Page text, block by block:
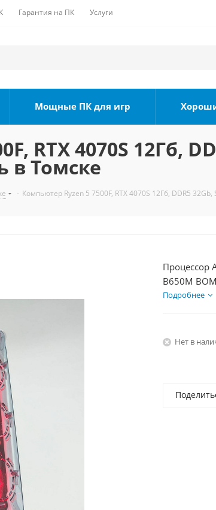
Гарантия на ПК Услуги
Мощные ПК для игр
RTX 4070S 12Гб,
в Томске
- Компьютер Ryzen 5 7500F, RTX 4070S 12Гб, DDR5
Процессор
B650M
1000Гб +
Подробнее
Нет в